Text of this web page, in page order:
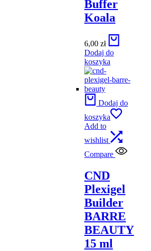
Buffer
Koala
6,00 zł
Dodaj do
koszyka
Dodaj do
koszyka
Add to
wishlist
Compare
CND
Plexigel
Builder
BARRE
BEAUTY
15 ml